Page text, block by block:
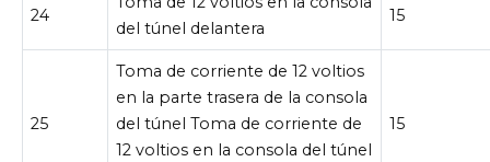
24
del túnel delantera
15
25
Toma de corriente de 12 voltios
en la parte trasera de la consola
del túnel Toma de corriente de
12 voltios en la consola del túnel
15